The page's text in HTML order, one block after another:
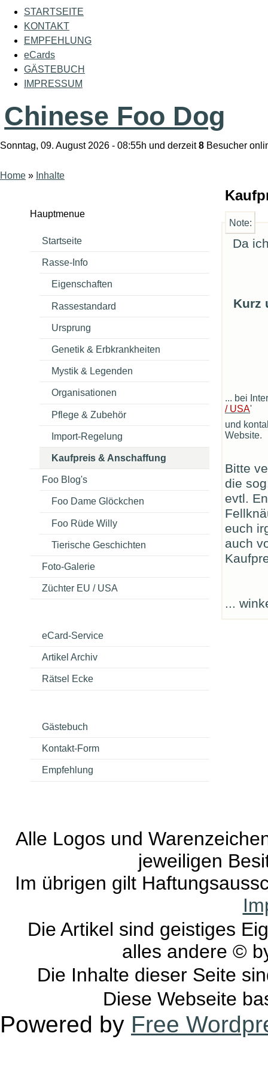
STARTSEITE
KONTAKT
EMPFEHLUNG
eCards
GÄSTEBUCH
IMPRESSUM
Chinese Foo Dog
Sonntag, 09. August 2026 - 08:55h und derzeit8 Besucher
Home » Inhalte
Hauptmenue
Startseite
Rasse-Info
Eigenschaften
Rassestandard
Ursprung
Genetik & Erbkrankheiten
Mystik & Legenden
Organisationen
Pflege & Zubehör
Import-Regelung
Kaufpreis & Anschaffung
Foo Blog's
Foo Dame Glöckchen
Foo Rüde Willy
Tierische Geschichten
Foto-Galerie
Züchter EU / USA
eCard-Service
Artikel Archiv
Rätsel Ecke
Gästebuch
Kontakt-Form
Empfehlung
Note:
Da
Kurz
... bei
/ USA'
und
Website.
Bitte
die
evtl.
euch
auch
...
Alle Logos und
jeweiligen
Im übrigen gilt
Die Artikel sind geistiges
alles andere ©
Die Inhalte dieser Seite
Diese Webseite
Powered by Free